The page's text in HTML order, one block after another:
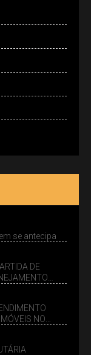
se antecipa
DE
NO